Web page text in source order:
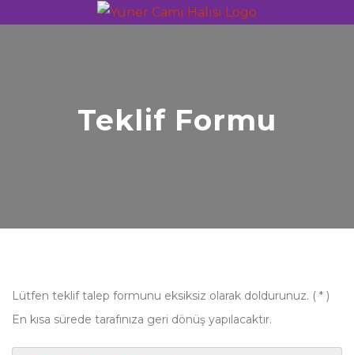
Teklif Formu
Lütfen teklif talep formunu eksiksiz olarak doldurunuz. ( * )
En kısa sürede tarafınıza geri dönüş yapılacaktır.